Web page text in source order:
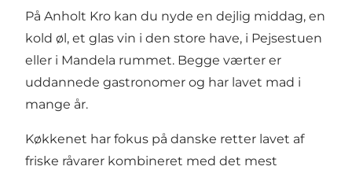
På Anholt Kro kan du nyde en dejlig middag, en
kold øl, et glas vin i den store have, i Pejsestuen
eller i Mandela rummet. Begge værter er
uddannede gastronomer og har lavet mad i
mange år.
Køkkenet har fokus på danske retter lavet af
friske råvarer kombineret med det mest